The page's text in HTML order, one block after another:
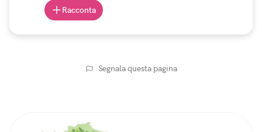
Racconta
Segnala questa pagina